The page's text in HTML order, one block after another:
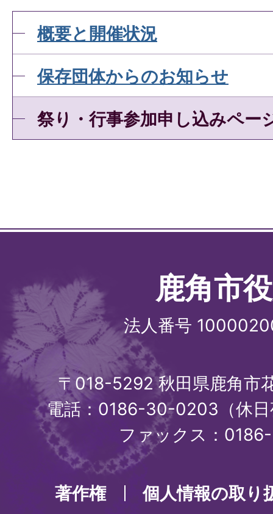
概要と開催状況
保存団体からのお知らせ
祭り・行事参加申し込みペー
鹿角市
法人番号
〒018-5292 秋田県鹿角市
電話：0186-30-0203（休
ファックス：
著作権
個人情報の取り